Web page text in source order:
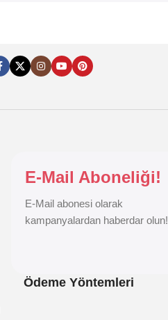
E-Mail Aboneliği!
E-Mail abonesi olarak
kampanyalardan haberdar olun!
Ödeme Yöntemleri